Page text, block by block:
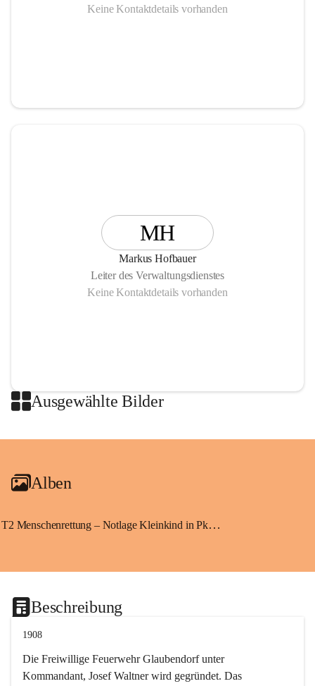
Keine Kontaktdetails vorhanden
MH
Markus Hofbauer
Leiter des Verwaltungsdienstes
Keine Kontaktdetails vorhanden
Ausgewählte Bilder
+2
Alben
T2 Menschenrettung – Notlage Kleinkind in Pkw eingeschlossen
Beschreibung
1908
Die Freiwillige Feuerwehr Glaubendorf unter
Kommandant, Josef Waltner wird gegründet. Das